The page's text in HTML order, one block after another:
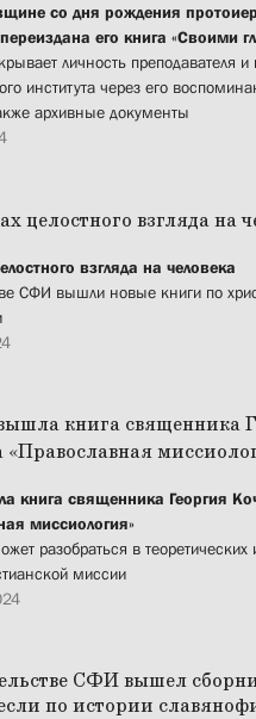
со дня рождения
его книга «Своими
личность преподавателя и
института через его
архивные документы
взгляда на человека
СФИ вышли новые книги по
книга священника Георгия
миссиология»
разобраться в теоретических
миссии